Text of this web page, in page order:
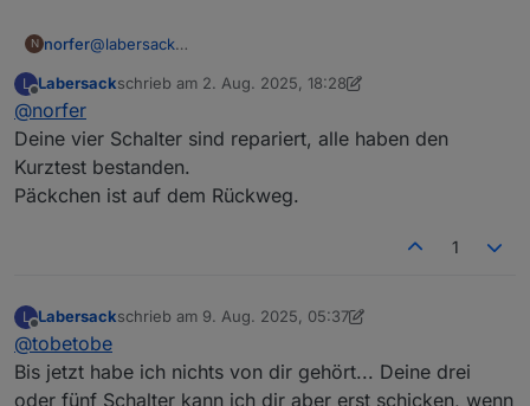
N norfer@labersack
das Päckchen schicken?
L
Offline
Labersackschrieb am 2. Aug. 2025, 18:28
zuletzt editiert von Labersack8. Apr. 2025, 10:33
@norfer
Deine vier Schalter sind repariert, alle haben den
Kurztest bestanden.
Päckchen ist auf dem Rückweg.
1
L
Offline
Labersackschrieb am 9. Aug. 2025, 05:37
zuletzt editiert von Labersack8. Sept. 2025, 07:37
@tobetobe
Bis jetzt habe ich nichts von dir gehört... Deine drei
oder fünf Schalter kann ich dir aber erst schicken, wenn